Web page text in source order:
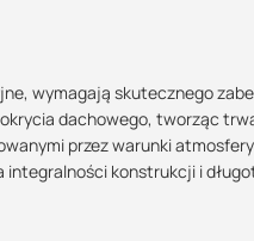
wymagają skutecznego
dachowego, tworząc
przez warunki
konstrukcji i